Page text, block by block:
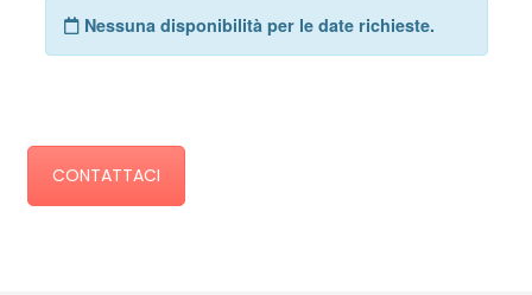
CONTATTACI